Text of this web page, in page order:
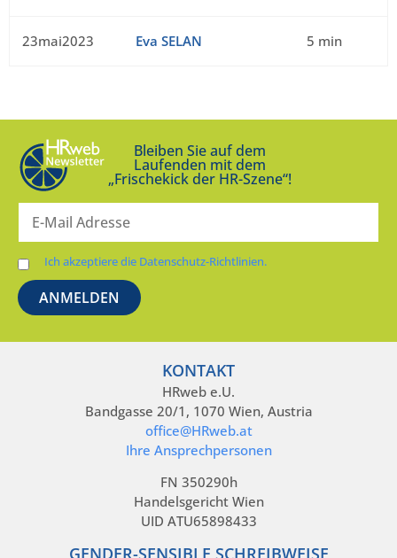
23mai2023 Eva SELAN 5 min
Bleiben Sie auf dem
Laufenden mit dem
„Frischekick der HR-Szene“!
Ich akzeptiere die Datenschutz-Richtlinien.
KONTAKT
HRweb e.U.
Bandgasse 20/1, 1070 Wien, Austria
office@HRweb.at
Ihre Ansprechpersonen
FN 350290h
Handelsgericht Wien
UID ATU65898433